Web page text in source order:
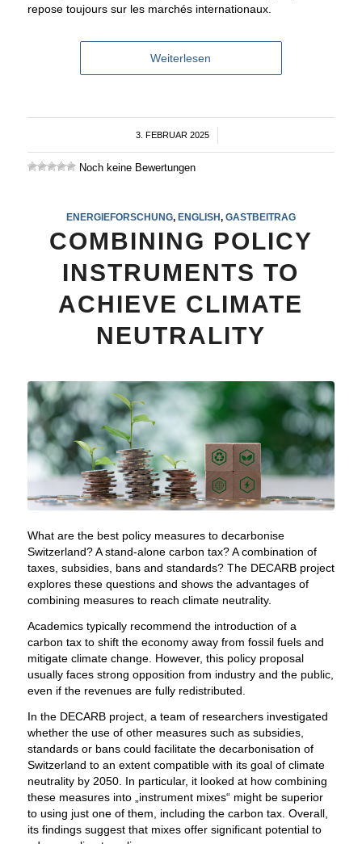
repose toujours sur les marchés internationaux.
Weiterlesen
3. FEBRUAR 2025
/
Noch keine Bewertungen
ENERGIEFORSCHUNG, ENGLISH, GASTBEITRAG
COMBINING POLICY
INSTRUMENTS TO
ACHIEVE CLIMATE
NEUTRALITY
What are the best policy measures to decarbonise
Switzerland? A stand-alone carbon tax? A combination of
taxes, subsidies, bans and standards? The DECARB project
explores these questions and shows the advantages of
combining measures to reach climate neutrality.
Academics typically recommend the introduction of a
carbon tax to shift the economy away from fossil fuels and
mitigate climate change. However, this policy proposal
usually faces strong opposition from industry and the public,
even if the revenues are fully redistributed.
In the DECARB project, a team of researchers investigated
whether the use of other measures such as subsidies,
standards or bans could facilitate the decarbonisation of
Switzerland to an extent compatible with its goal of climate
neutrality by 2050. In particular, it looked at how combining
these measures into „instrument mixes“ might be superior
to using just one of them, including the carbon tax. Overall,
its findings suggest that mixes offer significant potential to